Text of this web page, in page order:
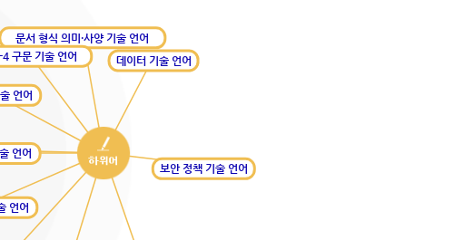
언어
데이터 기술 언어
문서 형식 의미·사양 기술 언어
언어
언어
구문 기술 언어
보안 정책 기술 언어